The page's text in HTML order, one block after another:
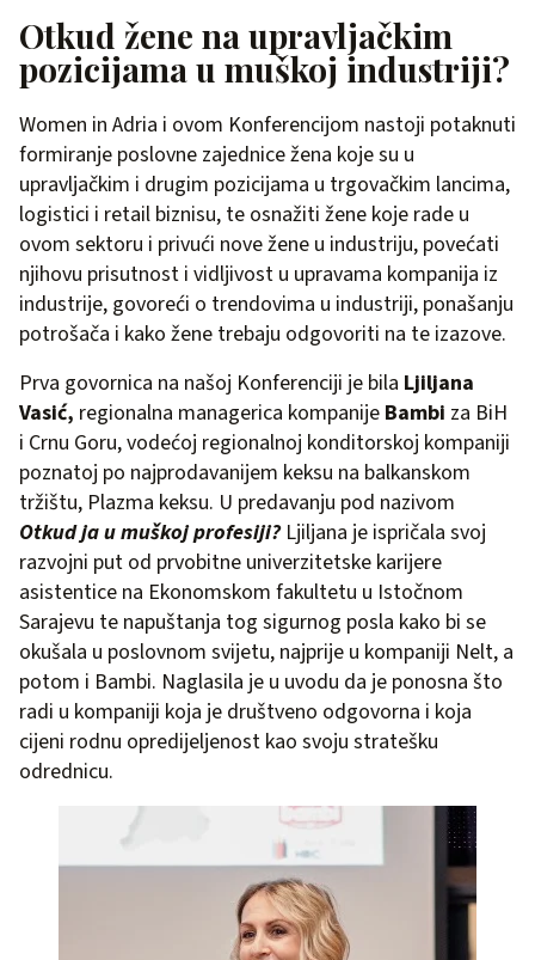
Otkud žene na upravljačkim
pozicijama u muškoj industriji?
Women in Adria i ovom Konferencijom nastoji potaknuti
formiranje poslovne zajednice žena koje su u
upravljačkim i drugim pozicijama u trgovačkim lancima,
logistici i retail biznisu, te osnažiti žene koje rade u
ovom sektoru i privući nove žene u industriju, povećati
njihovu prisutnost i vidljivost u upravama kompanija iz
industrije, govoreći o trendovima u industriji, ponašanju
potrošača i kako žene trebaju odgovoriti na te izazove.
Prva govornica na našoj Konferenciji je bila Ljiljana
Vasić, regionalna managerica kompanije Bambi za BiH
i Crnu Goru, vodećoj regionalnoj konditorskoj kompaniji
poznatoj po najprodavanijem keksu na balkanskom
tržištu, Plazma keksu. U predavanju pod nazivom
Otkud ja u muškoj profesiji?Ljiljana je ispričala svoj
razvojni put od prvobitne univerzitetske karijere
asistentice na Ekonomskom fakultetu u Istočnom
Sarajevu te napuštanja tog sigurnog posla kako bi se
okušala u poslovnom svijetu, najprije u kompaniji Nelt, a
potom i Bambi. Naglasila je u uvodu da je ponosna što
radi u kompaniji koja je društveno odgovorna i koja
cijeni rodnu opredijeljenost kao svoju stratešku
odrednicu.